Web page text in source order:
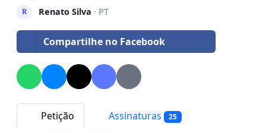
R Renato Silva · PT
Compartilhe no Facebook
Petição Assinaturas 25